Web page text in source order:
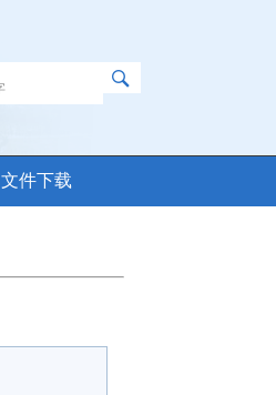
文件下载